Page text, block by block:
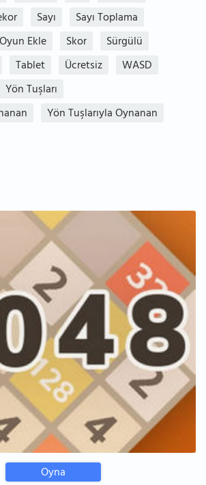
Sayı
Sayı Toplama
Ekle Skor
Sürgülü
Tablet Ücretsiz
WASD
Yön Tuşları
Yön Tuşlarıyla Oynanan
Oyna